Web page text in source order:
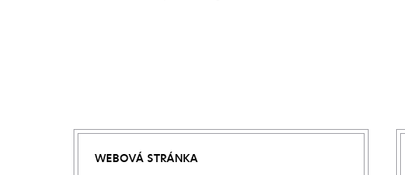
WEBOVÁ STRÁNKA